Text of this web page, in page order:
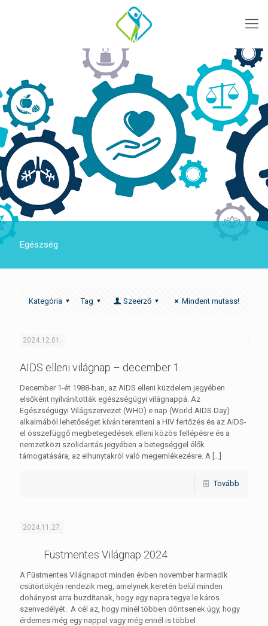
Egészség
Kategória Tag Szeerző Mindent mutass!
2024.12.01.
AIDS elleni világnap – december 1.
December 1-ét 1988-ban, az AIDS elleni küzdelem jegyében
elsőként nyilvánították egészségügyi világnappá. Az
Egészségügyi Világszervezet (WHO) e nap (World AIDS Day)
alkalmából lehetőséget kíván teremteni a HIV fertőzés és az AIDS-
el összefüggő megbetegedések elleni közös fellépésre és a
nemzetközi szolidaritás jegyében a betegséggel élők
támogatására, az elhunytakról való megemlékezésre. A […]
Tovább
2024.11.27.
Füstmentes Világnap 2024
A Füstmentes Világnapot minden évben november harmadik
csütörtökjén rendezik meg, amelynek keretén belül minden
dohányost arra buzdítanak, hogy egy napra tegye le káros
szenvedélyét. A cél az, hogy minél többen döntsenek úgy, hogy
érdemes még egy nappal vagy még ennél is többel